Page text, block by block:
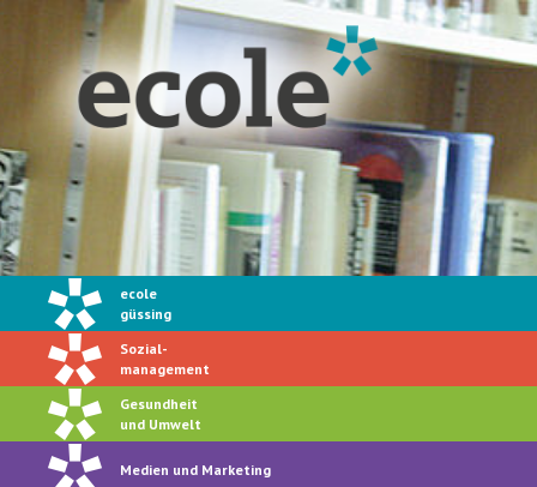
ecole
güssing
Sozial-
management
Gesundheit
und Umwelt
Medien und Marketing